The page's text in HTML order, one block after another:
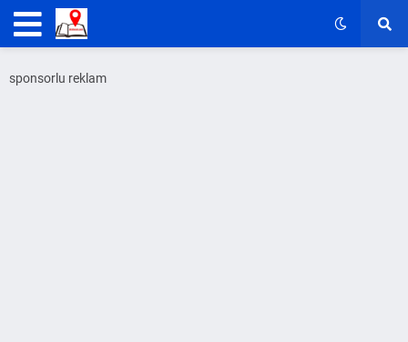
sponsorlu reklam